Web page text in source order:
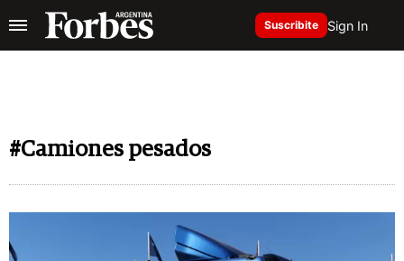
Suscribite Sign In
#Camiones pesados